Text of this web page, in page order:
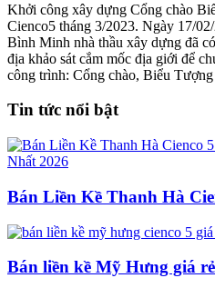
Khởi công xây dựng Cổng chào
Cienco5 tháng 3/2023. Ngày 17/
Bình Minh nhà thầu xây dựng đã
địa khảo sát cắm mốc địa giới để
công trình: Cổng chào, Biểu
Tin tức nổi bật
Bán Liền Kề Thanh Hà
Bán liền kề Mỹ Hưng giá